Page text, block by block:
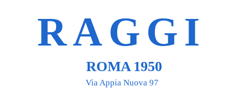
RAGGI
ROMA 1950
Via Appia Nuova 97